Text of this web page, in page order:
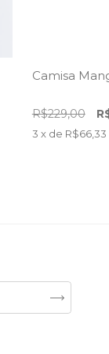
Camisa
R$229,00
3 x de R$66,33